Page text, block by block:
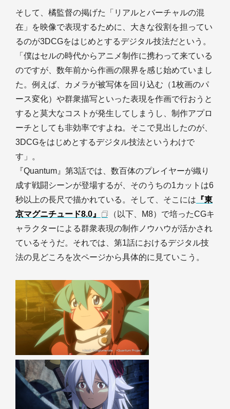
そして、橘監督の掲げた「リアルとバーチャルの混
在」を映像で表現するために、大きな役割を担ってい
るのが3DCGをはじめとするデジタル技法だという。
「僕はセルの時代からアニメ制作に携わって来ている
のですが、数年前から作画の限界を感じ始めていまし
た。例えば、カメラが被写体を回り込む（1枚画のパ
ース変化）や群衆描写といった表現を作画で行おうと
すると莫大なコストが発生してしまうし、制作アプロ
ーチとしても非効率ですよね。そこで見出したのが、
3DCGをはじめとするデジタル技法というわけで
す」。
『Quantum』第3話では、数百体のプレイヤーが織り
成す戦闘シーンが登場するが、そのうちの1カットは6
秒以上の長尺で描かれている。そして、そこには 『東
京マグニチュード8.0』
（以下、M8）で培ったCGキ
ャラクターによる群衆表現の制作ノウハウが活かされ
ているそうだ。それでは、第1話におけるデジタル技
法の見どころを次ページから具体的に見ていこう。